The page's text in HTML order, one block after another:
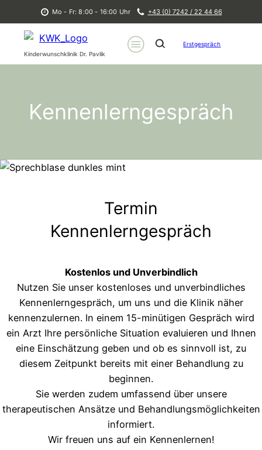
Mo - Fr: 8:00 - 16:00 Uhr +43 (0) 7242 / 22 44 66
Kinderwunschklinik Dr. Pavlik
Erstgespräch
Kennenlerngespräch
Termin
Kennenlerngespräch
Kostenlos und Unverbindlich
Nutzen Sie unser kostenloses und unverbindliches
Kennenlerngespräch, um uns und die Klinik näher
kennenzulernen. In einem 15-minütigen Gespräch wird
ein Arzt Ihre persönliche Situation evaluieren und Ihnen
eine Einschätzung geben und ob es sinnvoll ist, zu
diesem Zeitpunkt bereits mit einer Behandlung zu
beginnen.
Sie werden zudem umfassend über unsere
therapeutischen Ansätze und Behandlungsmöglichkeiten
informiert.
Wir freuen uns auf ein Kennenlernen!